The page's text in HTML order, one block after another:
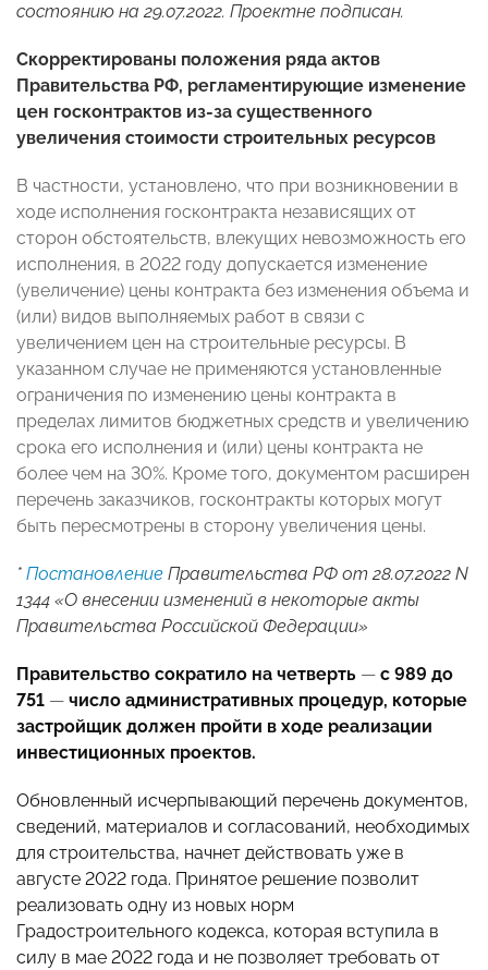
состоянию на 29.07.2022. Проектне подписан.
Скорректированы положения ряда актов
Правительства РФ, регламентирующие изменение
цен госконтрактов из-за существенного
увеличения стоимости строительных ресурсов
В частности, установлено, что при возникновении в
ходе исполнения госконтракта независящих от
сторон обстоятельств, влекущих невозможность его
исполнения, в 2022 году допускается изменение
(увеличение) цены контракта без изменения объема и
(или) видов выполняемых работ в связи с
увеличением цен на строительные ресурсы. В
указанном случае не применяются установленные
ограничения по изменению цены контракта в
пределах лимитов бюджетных средств и увеличению
срока его исполнения и (или) цены контракта не
более чем на 30%. Кроме того, документом расширен
перечень заказчиков, госконтракты которых могут
быть пересмотрены в сторону увеличения цены.
* Постановление Правительства РФ от 28.07.2022 N
1344 «О внесении изменений в некоторые акты
Правительства Российской Федерации»
Правительство сократило на четверть — с 989 до
751 — число административных процедур, которые
застройщик должен пройти в ходе реализации
инвестиционных проектов.
Обновленный исчерпывающий перечень документов,
сведений, материалов и согласований, необходимых
для строительства, начнет действовать уже в
августе 2022 года. Принятое решение позволит
реализовать одну из новых норм
Градостроительного кодекса, которая вступила в
силу в мае 2022 года и не позволяет требовать от